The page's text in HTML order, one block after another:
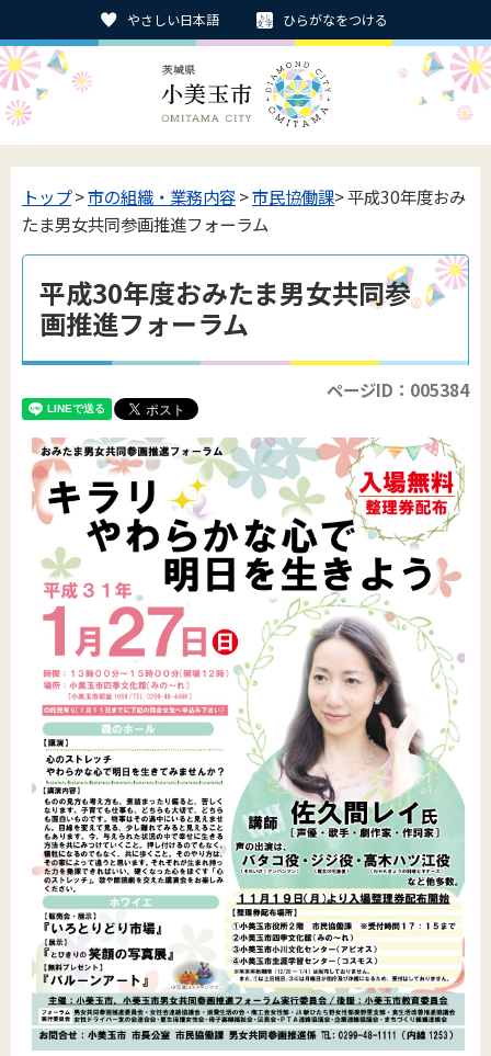
やさしい日本語 ひらがなをつける
トップ>市の組織・業務内容>市民協働課> 平成30年度おみ
たま男女共同参画推進フォーラム
平成30年度おみたま男女共同参
画推進フォーラム
ページID：005384